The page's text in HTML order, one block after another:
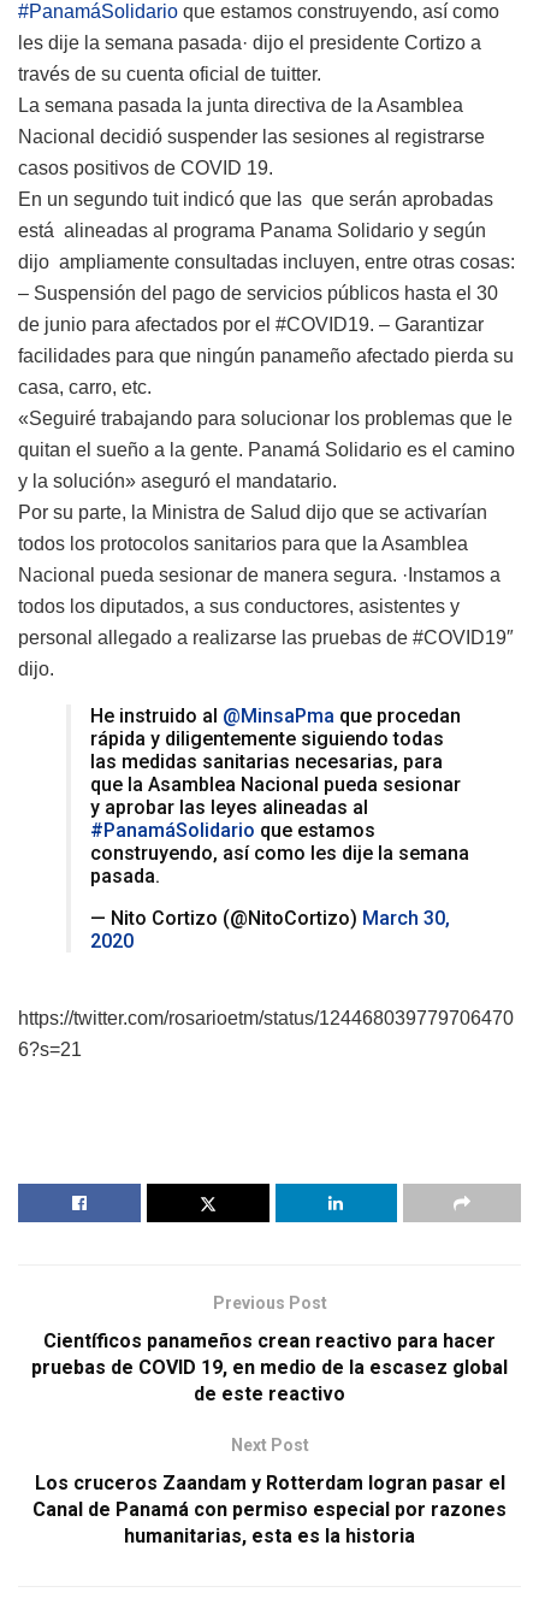
#PanamáSolidario que estamos construyendo, así como
les dije la semana pasada· dijo el presidente Cortizo a
través de su cuenta oficial de tuitter.
La semana pasada la junta directiva de la Asamblea
Nacional decidió suspender las sesiones al registrarse
casos positivos de COVID 19.
En un segundo tuit indicó que las que serán aprobadas
está alineadas al programa Panama Solidario y según
dijo ampliamente consultadas incluyen, entre otras cosas:
– Suspensión del pago de servicios públicos hasta el 30
de junio para afectados por el #COVID19. – Garantizar
facilidades para que ningún panameño afectado pierda su
casa, carro, etc.
«Seguiré trabajando para solucionar los problemas que le
quitan el sueño a la gente. Panamá Solidario es el camino
y la solución» aseguró el mandatario.
Por su parte, la Ministra de Salud dijo que se activarían
todos los protocolos sanitarios para que la Asamblea
Nacional pueda sesionar de manera segura. · Instamos a
todos los diputados, a sus conductores, asistentes y
personal allegado a realizarse las pruebas de #COVID19″
dijo.
He instruido al @MinsaPma que procedan
rápida y diligentemente siguiendo todas
las medidas sanitarias necesarias, para
que la Asamblea Nacional pueda sesionar
y aprobar las leyes alineadas al
#PanamáSolidario que estamos
construyendo, así como les dije la semana
pasada.
— Nito Cortizo (@NitoCortizo) March 30,
2020
https://twitter.com/rosarioetm/status/124468039779706470
6?s=21
Previous Post
Científicos panameños crean reactivo para hacer
pruebas de COVID 19, en medio de la escasez global
de este reactivo
Next Post
Los cruceros Zaandam y Rotterdam logran pasar el
Canal de Panamá con permiso especial por razones
humanitarias, esta es la historia